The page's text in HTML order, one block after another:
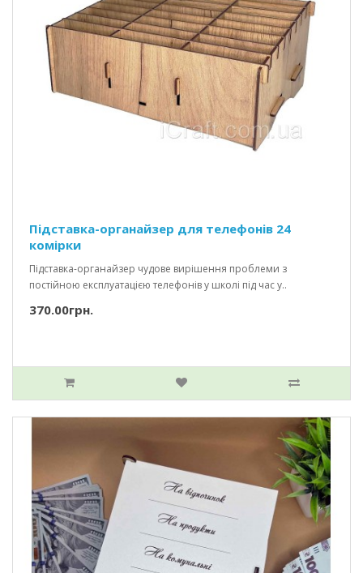
Підставка-органайзер для телефонів 24
комірки
Підставка-органайзер чудове вирішення проблеми з
постійною експлуатацією телефонів у школі під час у..
370.00грн.